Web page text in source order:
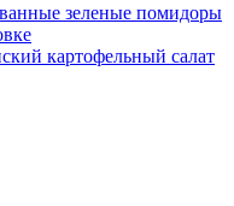
зеленые помидоры
картофельный салат